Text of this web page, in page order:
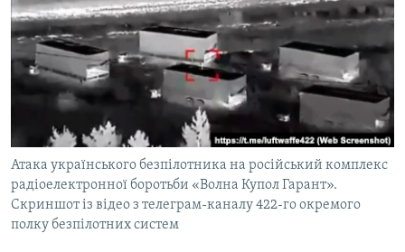
ВІДЕОУРОКИ «ELIFBE»
СВІДЧЕННЯ ОКУПАЦІЇ
УКРАЇНСЬКА ПРОБЛЕМА КРИМУ
ІНФОГРАФІКА
Русский
Qırımtatar
ДОЛУЧАЙСЯ!
Усі сайти RFE/RL
Атака українського безпілотника на російський комплекс
радіоелектронної боротьби «Волна Купол Гарант».
Скриншот із відео з телеграм-каналу 422-го окремого
полку безпілотних систем